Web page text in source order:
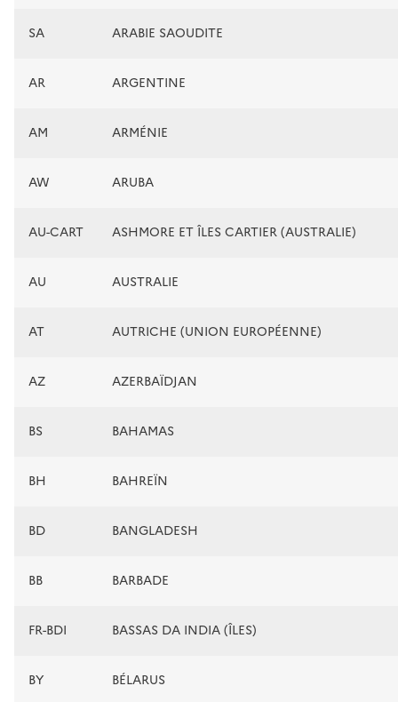
SA ARABIE SAOUDITE
AR ARGENTINE
AM ARMÉNIE
AW ARUBA
AU-CART ASHMORE ET ÎLES CARTIER (AUSTRALIE)
AU AUSTRALIE
AT AUTRICHE (UNION EUROPÉENNE)
AZ AZERBAÏDJAN
BS BAHAMAS
BH BAHREÏN
BD BANGLADESH
BB BARBADE
FR-BDI BASSAS DA INDIA (ÎLES)
BY BÉLARUS